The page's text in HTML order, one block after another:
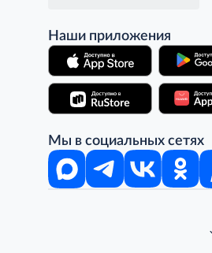
Наши приложения
Мы в социальных сетях
Стань клиентом METRO